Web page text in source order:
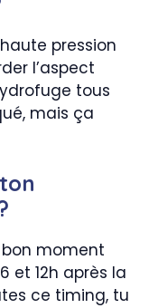
pression
l’aspect
tous
mais ça
bon moment
et 12h après la
ce timing, tu